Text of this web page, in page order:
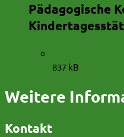
Pädagogische
837 kB
Weitere
Kontakt